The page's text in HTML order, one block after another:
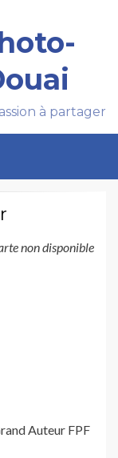
à partager
non disponible
Auteur FPF